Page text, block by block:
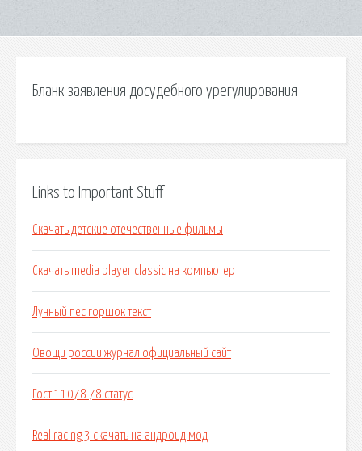
Бланк заявления досудебного урегулирования
Links to Important Stuff
Скачать детские отечественные фильмы
Скачать media player classic на компьютер
Лунный пес горшок текст
Овощи россии журнал официальный сайт
Гост 11078 78 статус
Real racing 3 скачать на андроид мод